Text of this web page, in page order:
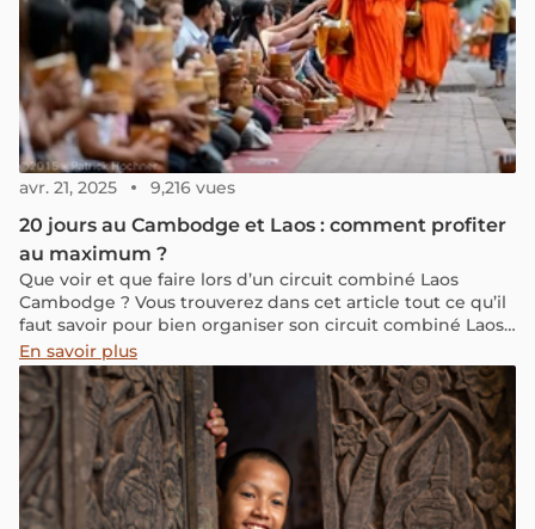
avr. 21, 2025 9,216 vues
20 jours au Cambodge et Laos : comment profiter
au maximum ?
Que voir et que faire lors d’un circuit combiné Laos
Cambodge ? Vous trouverez dans cet article tout ce qu’il
faut savoir pour bien organiser son circuit combiné Laos
Cambodge, ce qu’il faut découvrir et les expériences à
vivre.
En savoir plus